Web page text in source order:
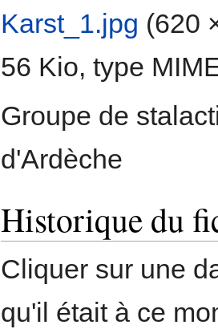
Karst_1.jpg (620
56 Kio, type
Groupe de
d'Ardèche
Historique du
Cliquer sur une
qu'il était à ce